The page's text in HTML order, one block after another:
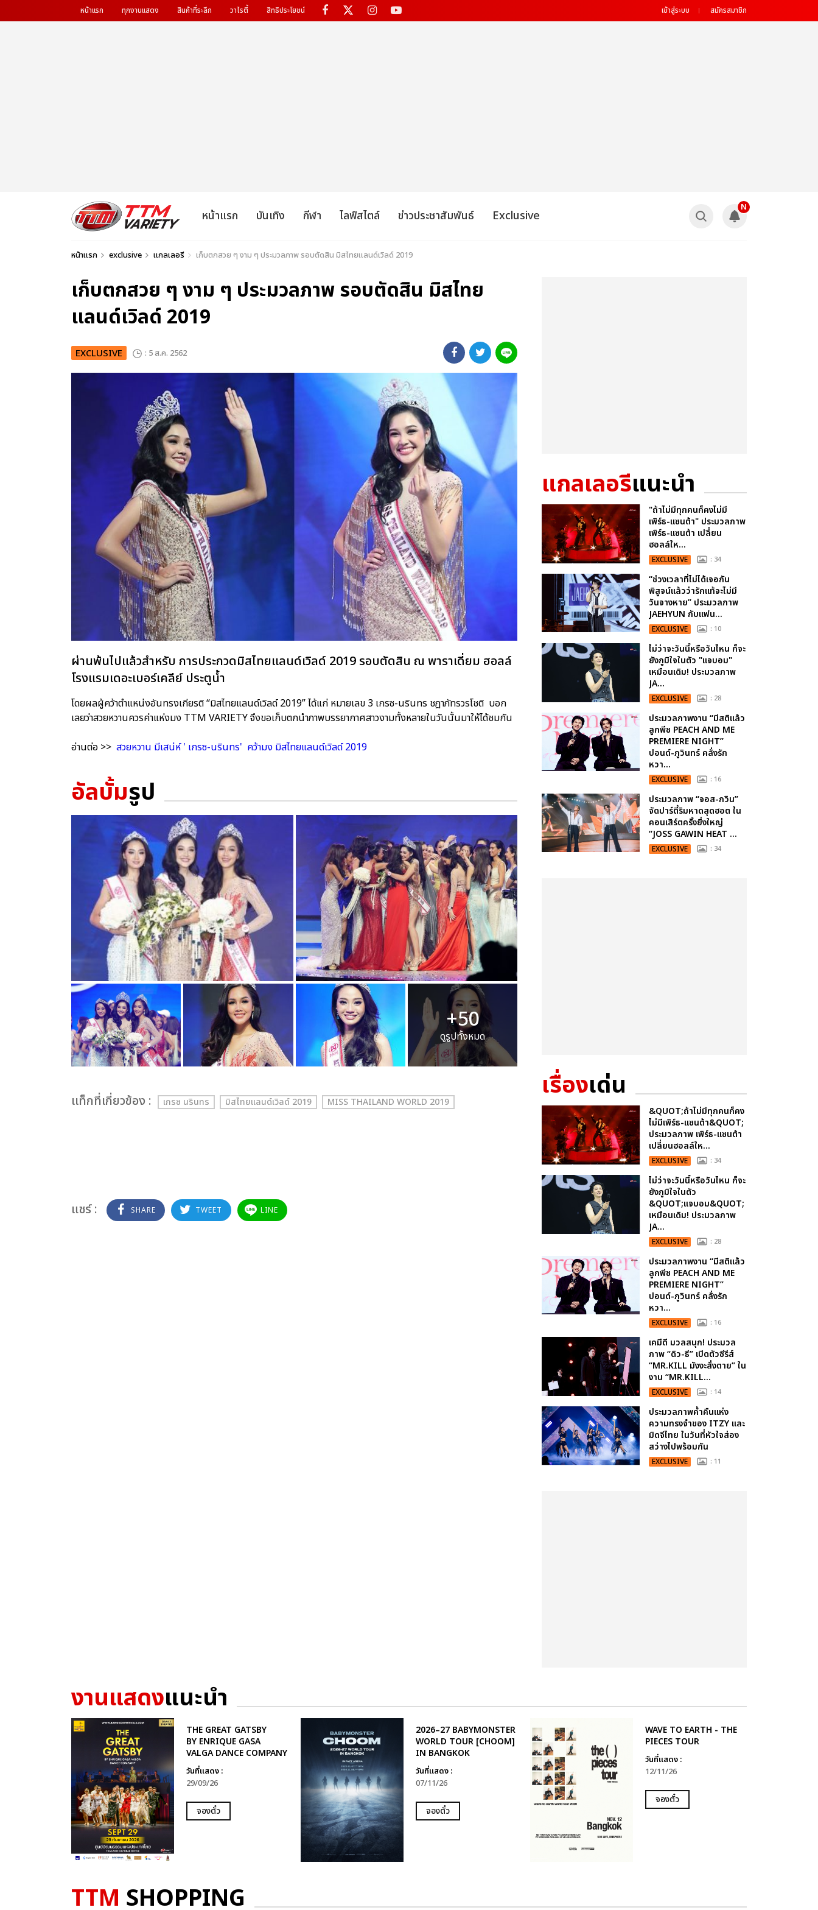
หน้าแรก ทุกงานแสดง สินค้าที่ระลึก วาไรตี้ สิทธิประโยชน์ เข้าสู่ระบบ สมัครสมาชิก
หน้าแรก บันเทิง กีฬา ไลฟ์สไตล์ ข่าวประชาสัมพันธ์ Exclusive
N
หน้าแรก exclusive แกลเลอรี เก็บตกสวย ๆ งาม ๆ ประมวลภาพ รอบตัดสิน มิสไทยแลนด์เวิลด์ 2019
เก็บตกสวย ๆ งาม ๆ ประมวลภาพ รอบตัดสิน มิสไทย
แลนด์เวิลด์ 2019
EXCLUSIVE : 5 ส.ค. 2562
ผ่านพ้นไปแล้วสำหรับ การประกวดมิสไทยแลนด์เวิลด์ 2019 รอบตัดสิน ณ พาราเดี่ยม ฮอลล์
โรงแรมเดอะเบอร์เคลีย์ ประตูน้ำ
โดยผลผู้คว้าตำแหน่งอันทรงเกียรติ “มิสไทยแลนด์เวิลด์ 2019” ได้แก่ หมายเลข 3 เกรซ-นรินทร ชฎาภัทรวรโชติ บอก
เลยว่าสวยหวานควรค่าแห่งมง TTM VARIETY จึงขอเก็บตกนำภาพบรรยากาศสาวงามทั้งหลายในวันนั้นมาให้ได้ชมกัน
อ่านต่อ >> สวยหวาน มีเสน่ห์ ' เกรซ-นรินทร' คว้ามง มิสไทยแลนด์เวิลด์ 2019
อัลบั้มรูป
+50
ดูรูปทั้งหมด
เเท็กที่เกี่ยวข้อง : เกรซ นรินทร มิสไทยแลนด์เวิลด์ 2019 MISS THAILAND WORLD 2019
แชร์ : SHARE TWEET LINE
แกลเลอรีแนะนำ
"ถ้าไม่มีทุกคนก็คงไม่มี
เพิร์ธ-แซนต้า" ประมวลภาพ
เพิร์ธ-แซนต้า เปลี่ยน
ฮอลล์ให...
EXCLUSIVE : 34
“ช่วงเวลาที่ไม่ได้เจอกัน
พิสูจน์แล้วว่ารักแท้จะไม่มี
วันจางหาย” ประมวลภาพ
JAEHYUN กับแฟน...
EXCLUSIVE : 10
ไม่ว่าจะวันนี้หรือวันไหน ก็จะ
ยังภูมิใจในตัว "แจบอม"
เหมือนเดิม! ประมวลภาพ
JA...
EXCLUSIVE : 28
ประมวลภาพงาน “มีสติแล้ว
ลูกพีช PEACH AND ME
PREMIERE NIGHT”
ปอนด์-ภูวินทร์ คลั่งรัก
หวา...
EXCLUSIVE : 16
ประมวลภาพ “จอส-กวิน”
จัดปาร์ตี้ริมหาดสุดฮอต ใน
คอนเสิร์ตครั้งยิ่งใหญ่
“JOSS GAWIN HEAT ...
EXCLUSIVE : 34
เรื่องเด่น
&QUOT;ถ้าไม่มีทุกคนก็คง
ไม่มีเพิร์ธ-แซนต้า&QUOT;
ประมวลภาพ เพิร์ธ-แซนต้า
เปลี่ยนฮอลล์ให...
EXCLUSIVE : 34
ไม่ว่าจะวันนี้หรือวันไหน ก็จะ
ยังภูมิใจในตัว
&QUOT;แจบอม&QUOT;
เหมือนเดิม! ประมวลภาพ
JA...
EXCLUSIVE : 28
ประมวลภาพงาน “มีสติแล้ว
ลูกพีช PEACH AND ME
PREMIERE NIGHT”
ปอนด์-ภูวินทร์ คลั่งรัก
หวา...
EXCLUSIVE : 16
เคมีดี มวลสนุก! ประมวล
ภาพ “ดิว-ธี” เปิดตัวซีรีส์
“MR.KILL มังงะสั่งตาย” ใน
งาน “MR.KILL...
EXCLUSIVE : 14
ประมวลภาพค่ำคืนแห่ง
ความทรงจำของ ITZY และ
มิดจีไทย ในวันที่หัวใจส่อง
สว่างไปพร้อมกัน
EXCLUSIVE : 11
งานแสดงแนะนำ
THE GREAT GATSBY
BY ENRIQUE GASA
VALGA DANCE COMPANY
วันที่แสดง :
29/09/26
จองตั๋ว
2026–27 BABYMONSTER
WORLD TOUR [CHOOM]
IN BANGKOK
วันที่แสดง :
07/11/26
จองตั๋ว
WAVE TO EARTH - THE
PIECES TOUR
วันที่แสดง :
12/11/26
จองตั๋ว
TTM SHOPPING